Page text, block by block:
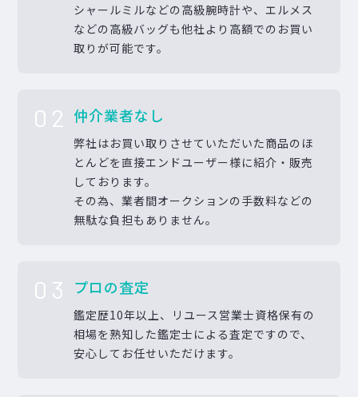
シャールミルなどの高級腕時計や、エルメス
などの高級バッグも他社より高額でのお買い
取りが可能です。
02 仲介業者なし
弊社はお買い取りさせていただいた商品のほ
とんどを直接エンドユーザー様に紹介・販売
しております。
その為、業者間オークションの手数料などの
無駄な負担もありません。
03 プロの査定
鑑定歴10年以上、リユース営業士資格保有の
相場を熟知した鑑定士による査定ですので、
安心してお任せいただけます。